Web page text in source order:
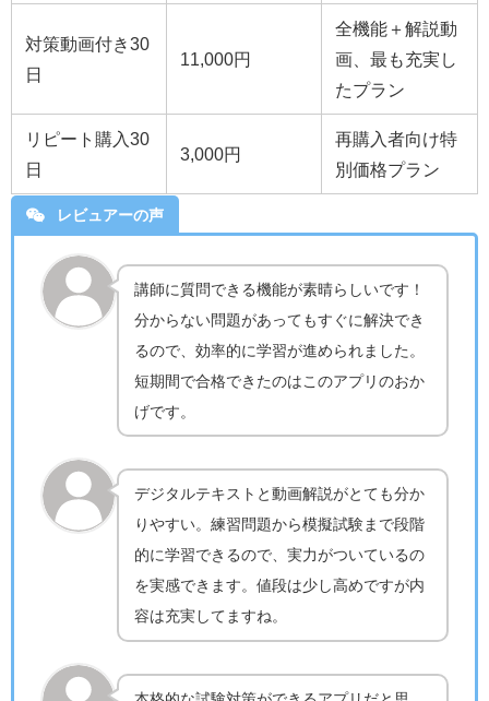
対策動画付き30
日
11,000円
全機能＋解説動
画、最も充実し
たプラン
リピート購入30
日
3,000円
再購入者向け特
別価格プラン
レビュアーの声
講師に質問できる機能が素晴らしいです！
分からない問題があってもすぐに解決でき
るので、効率的に学習が進められました。
短期間で合格できたのはこのアプリのおか
げです。
デジタルテキストと動画解説がとても分か
りやすい。練習問題から模擬試験まで段階
的に学習できるので、実力がついているの
を実感できます。値段は少し高めですが内
容は充実してますね。